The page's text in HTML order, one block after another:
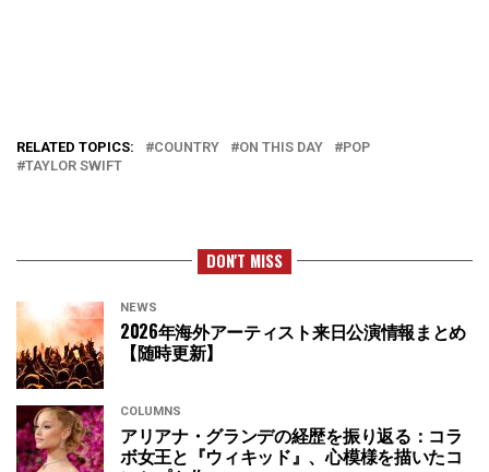
RELATED TOPICS: COUNTRY ON THIS DAY
POP
TAYLOR SWIFT
DON'T MISS
NEWS
2026年海外アーティスト来日公演情報まとめ
【随時更新】
COLUMNS
アリアナ・グランデの経歴を振り返る：コラ
ボ女王と『ウィキッド』、心模様を描いたコ